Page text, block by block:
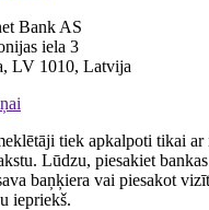
Bank AS
iela 3
LV 1010, Latvija
tiek apkalpoti tikai ar
Lūdzu, piesakiet
baņķiera vai piesakot
iepriekš.